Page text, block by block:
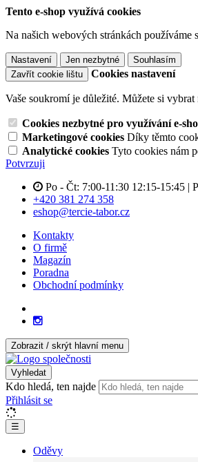
Tento e-shop využívá cookies
Na našich webových stránkách používáme
Nastavení Jen nezbytné
Souhlasím
Zavřít cookie lištu
Cookies nastavení
Vaše soukromí je důležité. Můžete si vybrat
Cookies nezbytné pro využívání e-
Marketingové cookies Díky těmto
Analytické cookies Tyto cookies nám
Potvrzuji
Po - Čt: 7:00-11:30 12:15-15:45 |
+420 381 274 358
eshop@tercie-tabor.cz
Kontakty
O firmě
Magazín
Poradna
Obchodní podmínky
Zobrazit / skrýt hlavní menu
Vyhledat
Kdo hledá, ten najde
Přihlásit se
☰
Oděvy